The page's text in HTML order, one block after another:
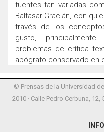
fuentes tan variadas
Baltasar Gracián, con
través de los
gusto,
problemas de crítica
apógrafo conservado en
© Prensas de la Universidad
2010 · Calle Pedro Cerbuna,